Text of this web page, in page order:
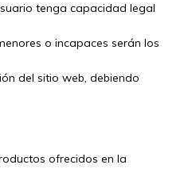
tenga capacidad legal
o incapaces serán los
del sitio web, debiendo
ofrecidos en la